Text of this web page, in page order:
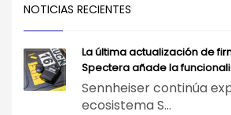
NOTICIAS RECIENTES
La última actualización de
Spectera añade la
Sennheiser continúa
ecosistema S...